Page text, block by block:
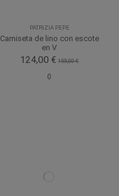
PATRIZIA PEPE
Camiseta de lino con escote
en V
124,00 € 155,00 €
0